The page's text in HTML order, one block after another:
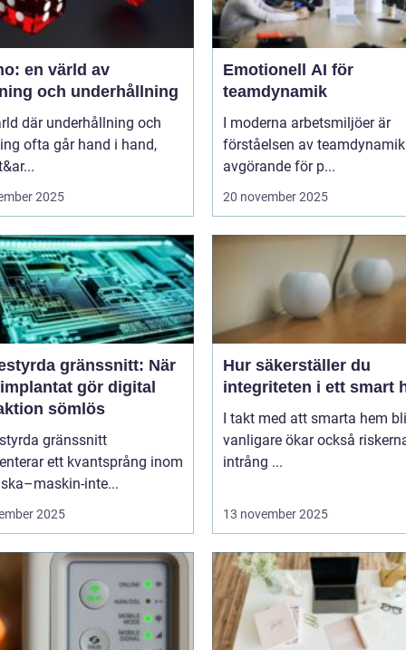
en värld av
och underhållning
där underhållning och
ofta går hand i hand,
2025
Emotionell AI för
teamdynamik
I moderna arbetsmiljöer är
förståelsen av teamdynamik
avgörande för p...
20 november 2025
gränssnitt: När
gör digital
sömlös
gränssnitt
ett kvantsprång inom
inte...
2025
Hur säkerställer du
integriteten i ett smart
I takt med att smarta hem
vanligare ökar också
intrång ...
13 november 2025